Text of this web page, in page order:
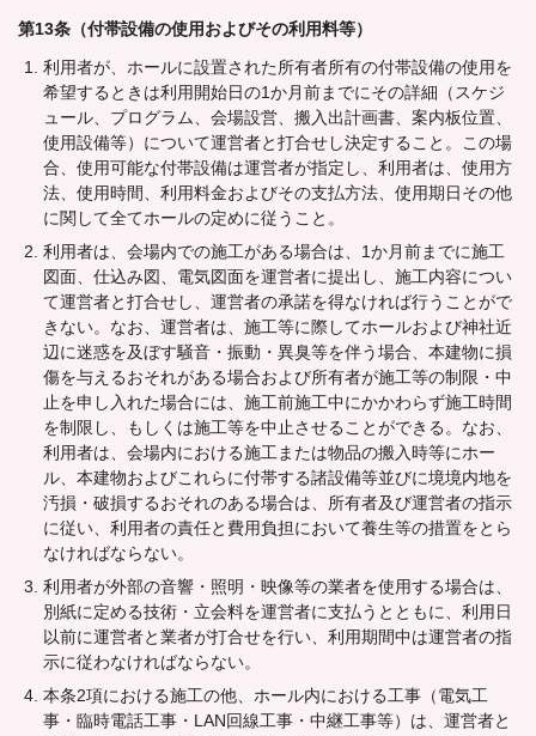
第13条（付帯設備の使用およびその利用料等）
利用者が、ホールに設置された所有者所有の付帯設備の使用を
希望するときは利用開始日の1か月前までにその詳細（スケジ
ュール、プログラム、会場設営、搬入出計画書、案内板位置、
使用設備等）について運営者と打合せし決定すること。この場
合、使用可能な付帯設備は運営者が指定し、利用者は、使用方
法、使用時間、利用料金およびその支払方法、使用期日その他
に関して全てホールの定めに従うこと。
利用者は、会場内での施工がある場合は、1か月前までに施工
図面、仕込み図、電気図面を運営者に提出し、施工内容につい
て運営者と打合せし、運営者の承諾を得なければ行うことがで
きない。なお、運営者は、施工等に際してホールおよび神社近
辺に迷惑を及ぼす騒音・振動・異臭等を伴う場合、本建物に損
傷を与えるおそれがある場合および所有者が施工等の制限・中
止を申し入れた場合には、施工前施工中にかかわらず施工時間
を制限し、もしくは施工等を中止させることができる。なお、
利用者は、会場内における施工または物品の搬入時等にホー
ル、本建物およびこれらに付帯する諸設備等並びに境境内地を
汚損・破損するおそれのある場合は、所有者及び運営者の指示
に従い、利用者の責任と費用負担において養生等の措置をとら
なければならない。
利用者が外部の音響・照明・映像等の業者を使用する場合は、
別紙に定める技術・立会料を運営者に支払うとともに、利用日
以前に運営者と業者が打合せを行い、利用期間中は運営者の指
示に従わなければならない。
本条2項における施工の他、ホール内における工事（電気工
事・臨時電話工事・LAN回線工事・中継工事等）は、運営者と